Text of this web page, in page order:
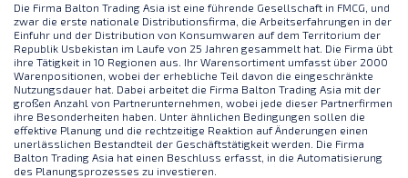
Die Firma Balton Trading Asia ist eine führende Gesellschaft in FMCG, und
zwar die erste nationale Distributionsfirma, die Arbeitserfahrungen in der
Einfuhr und der Distribution von Konsumwaren auf dem Territorium der
Republik Usbekistan im Laufe von 25 Jahren gesammelt hat. Die Firma übt
ihre Tätigkeit in 10 Regionen aus. Ihr Warensortiment umfasst über 2000
Warenpositionen, wobei der erhebliche Teil davon die eingeschränkte
Nutzungsdauer hat. Dabei arbeitet die Firma Balton Trading Asia mit der
großen Anzahl von Partnerunternehmen, wobei jede dieser Partnerfirmen
ihre Besonderheiten haben. Unter ähnlichen Bedingungen sollen die
effektive Planung und die rechtzeitige Reaktion auf Änderungen einen
unerlässlichen Bestandteil der Geschäftstätigkeit werden. Die Firma
Balton Trading Asia hat einen Beschluss erfasst, in die Automatisierung
des Planungsprozesses zu investieren.